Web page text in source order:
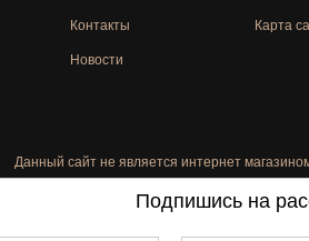
Контакты
Новости
Карта
Данный сайт не является интернет
Подпишись на